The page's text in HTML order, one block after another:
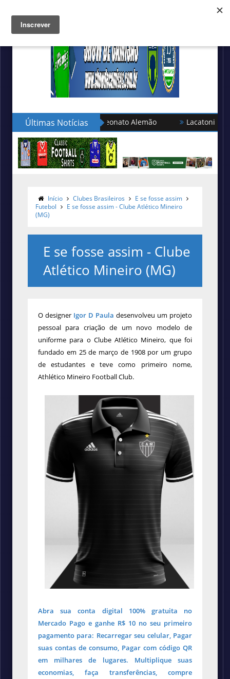
Últimas Notícias
turca no Campeonato Alemão Lacatoni lança as
Início Clubes Brasileiros
E se fosse assim
Futebol
E se fosse assim - Clube Atlético Mineiro
(MG)
E se fosse assim - Clube
Atlético Mineiro (MG)
O designer Igor D Paula desenvolveu um projeto
pessoal para criação de um novo modelo de
uniforme para o Clube Atlético Mineiro, que foi
fundado em 25 de março de 1908 por um grupo
de estudantes e teve como primeiro nome,
Athlético Mineiro Football Club.
Abra sua conta digital 100% gratuita no
Mercado Pago e ganhe R$ 10 no seu primeiro
pagamento para: Recarregar seu celular, Pagar
suas contas de consumo, Pagar com código QR
em milhares de lugares. Multiplique suas
economias, faça transferências, compre